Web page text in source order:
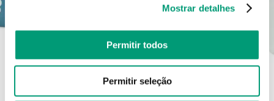
Mostrar detalhes
Permitir todos
Permitir seleção
NOVAFIX